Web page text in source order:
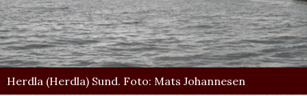
Herdla (Herdla) Sund. Foto: Mats Johannesen